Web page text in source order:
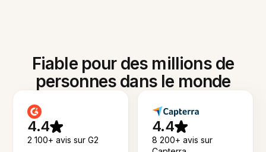
Fiable pour des millions de
personnes dans le monde
4.4
2 100+ avis sur G2
4.4
8 200+ avis sur